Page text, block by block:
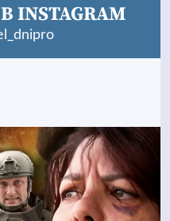
INSTAGRAM